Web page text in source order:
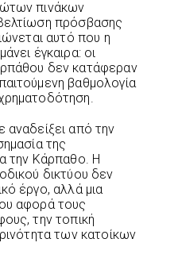
πινάκων
πρόσβασης
αυτό που η
έγκαιρα: οι
δεν κατάφεραν
βαθμολογία
αναδείξει από την
της
την Κάρπαθο. Η
δικτύου δεν
έργο, αλλά μια
αφορά τους
την τοπική
των κατοίκων